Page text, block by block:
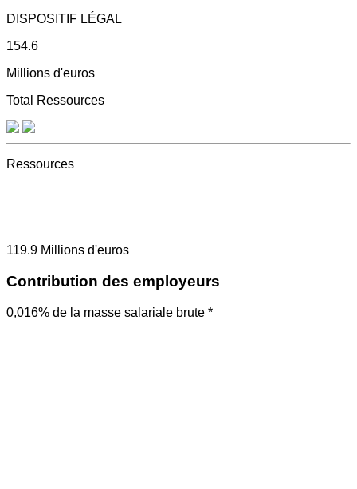
DISPOSITIF LÉGAL
154.6
Millions d'euros
Total Ressources
Ressources
119.9 Millions d'euros
Contribution des employeurs
0,016% de la masse salariale brute *